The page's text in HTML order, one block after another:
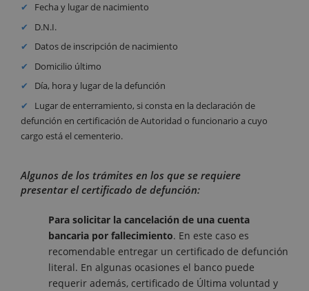
Fecha y lugar de nacimiento
D.N.I.
Datos de inscripción de nacimiento
Domicilio último
Día, hora y lugar de la defunción
Lugar de enterramiento, si consta en la declaración de
defunción en certificación de Autoridad o funcionario a cuyo
cargo está el cementerio.
Algunos de los trámites en los que se requiere
presentar el certificado de defunción:
Para solicitar la cancelación de una cuenta
bancaria por fallecimiento. En este caso es
recomendable entregar un certificado de defunción
literal. En algunas ocasiones el banco puede
requerir además, certificado de Última voluntad y